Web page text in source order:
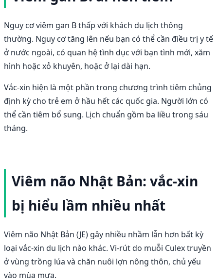
Nguy cơ viêm gan B thấp với khách du lịch thông
thường. Nguy cơ tăng lên nếu bạn có thể cần điều trị y tế
ở nước ngoài, có quan hệ tình dục với bạn tình mới, xăm
hình hoặc xỏ khuyên, hoặc ở lại dài hạn.
Vắc-xin hiện là một phần trong chương trình tiêm chủng
định kỳ cho trẻ em ở hầu hết các quốc gia. Người lớn có
thể cần tiêm bổ sung. Lịch chuẩn gồm ba liều trong sáu
tháng.
Viêm não Nhật Bản: vắc-xin
bị hiểu lầm nhiều nhất
Viêm não Nhật Bản (JE) gây nhiều nhầm lẫn hơn bất kỳ
loại vắc-xin du lịch nào khác. Vi-rút do muỗi Culex truyền
ở vùng trồng lúa và chăn nuôi lợn nông thôn, chủ yếu
vào mùa mưa.